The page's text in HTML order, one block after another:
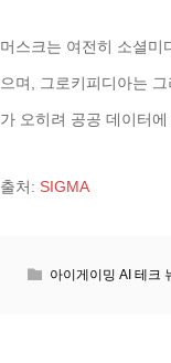
머스크는 여전히 소셜미
으며, 그로키피디아는
가 오히려 공공 데이터
출처: SIGMA
아이게이밍 AI 테크